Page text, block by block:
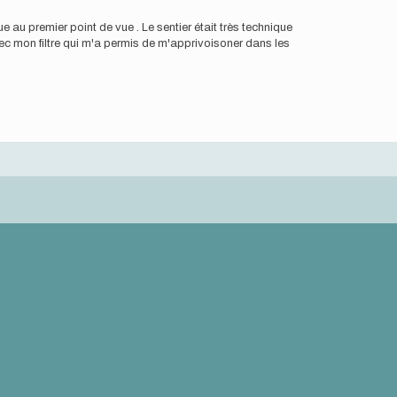
au premier point de vue . Le sentier était très technique
mon filtre qui m'a permis de m'apprivoisoner dans les